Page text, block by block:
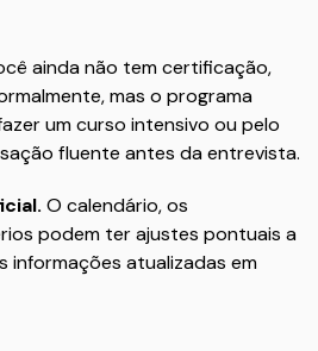
ainda não tem certificação,
mas o programa
um curso intensivo ou pelo
fluente antes da entrevista.
O calendário, os
podem ter ajustes pontuais a
informações atualizadas em